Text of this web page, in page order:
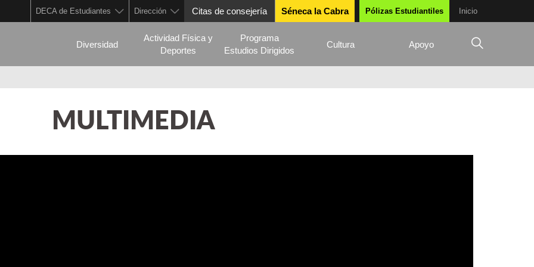
DECA de Estudiantes Dirección Citas de consejería Séneca la Cabra Pólizas Estudiantiles Inicio
Diversidad
Actividad Física y
Deportes
Programa
Estudios Dirigidos
Cultura Apoyo
MULTIMEDIA